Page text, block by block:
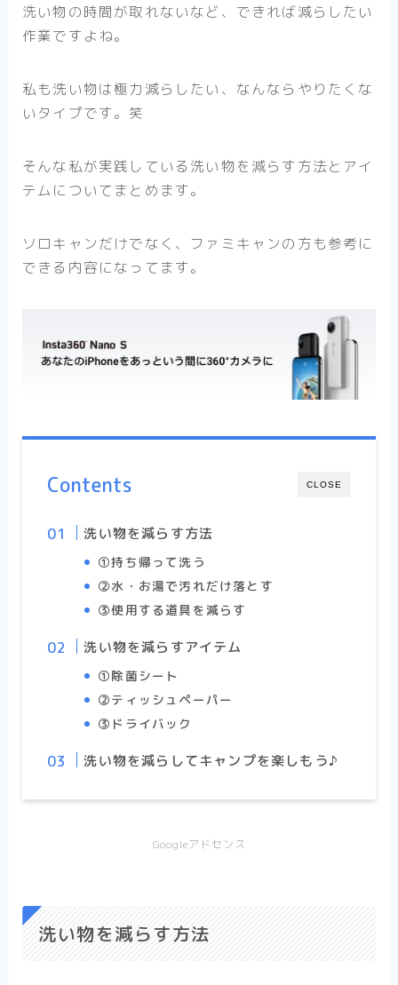
洗い物の時間が取れないなど、 できれば減らしたい
作業ですよね。
私も洗い物は極力減らしたい、なんならやりたくな
いタイプです。笑
そんな私が実践している洗い物を減らす方法とアイ
テムについてまとめます。
ソロキャンだけでなく、ファミキャンの方も参考に
できる内容になってます。
CLOSE
Contents
洗い物を減らす方法
①持ち帰って洗う
②水・お湯で汚れだけ落とす
③使用する道具を減らす
洗い物を減らすアイテム
①除菌シート
②ティッシュペーパー
③ドライバック
洗い物を減らしてキャンプを楽しもう♪
Googleアドセンス
洗い物を減らす方法